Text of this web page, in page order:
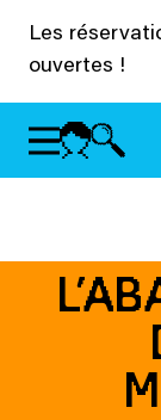
Les
ouvertes !